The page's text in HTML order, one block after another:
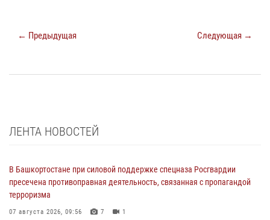
← Предыдущая Следующая →
ЛЕНТА НОВОСТЕЙ
В Башкортостане при силовой поддержке спецназа Росгвардии
пресечена противоправная деятельность, связанная с пропагандой
терроризма
07 августа 2026, 09:56 7 1